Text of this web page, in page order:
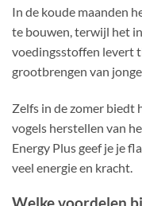
In de koude maanden
te bouwen, terwijl het
voedingsstoffen levert
grootbrengen van
Zelfs in de zomer biedt
vogels herstellen van
Energy Plus geef je je
veel energie en kracht.